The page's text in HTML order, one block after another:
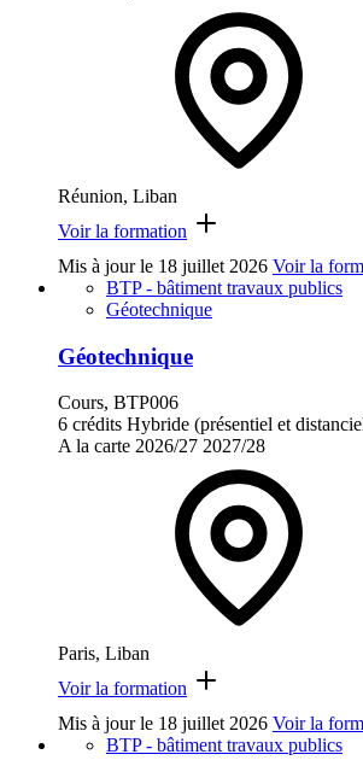
Réunion, Liban
Voir la formation
Mis à jour le 18 juillet 2026 Voir la
BTP - bâtiment travaux publics
Géotechnique
Géotechnique
Cours, BTP006
6 crédits Hybride (présentiel et
A la carte 2026/27 2027/28
Paris, Liban
Voir la formation
Mis à jour le 18 juillet 2026 Voir la
BTP - bâtiment travaux publics